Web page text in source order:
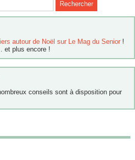
autour de Noël sur Le Mag du Senior !
et plus encore !
conseils sont à disposition pour